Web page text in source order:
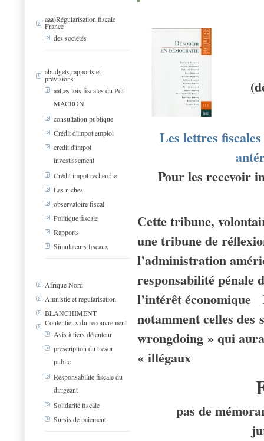
aaa)Régularisation fiscale
France
des sociétés
abudgets,rapports et
prévisions
aaLes lois fiscales du Pdt
MACRON
consultation publique
Crédit d'impot emploi
credit d'impot
investissement
Crédit impot recherche
Les niches
observatoire fiscal
Politique fiscale
Rapports
Simulateurs fiscaux
Afrique Nord
Amnistie et regularisation
BLANCHIMENT
Contentieux du recouvrement
Avis à tiers détenteur
prescription du tresor
public
Responsabilite fiscale du
dirigeant
Solidarité fiscale
Sursis de paiement
Les lettres
Pour les recevoir
Cette tribune,
une tribune de
l’administration
responsabilité pénale
l’intérêt économique
notamment celles des
wrongdoing » qui
« illégaux
pas de